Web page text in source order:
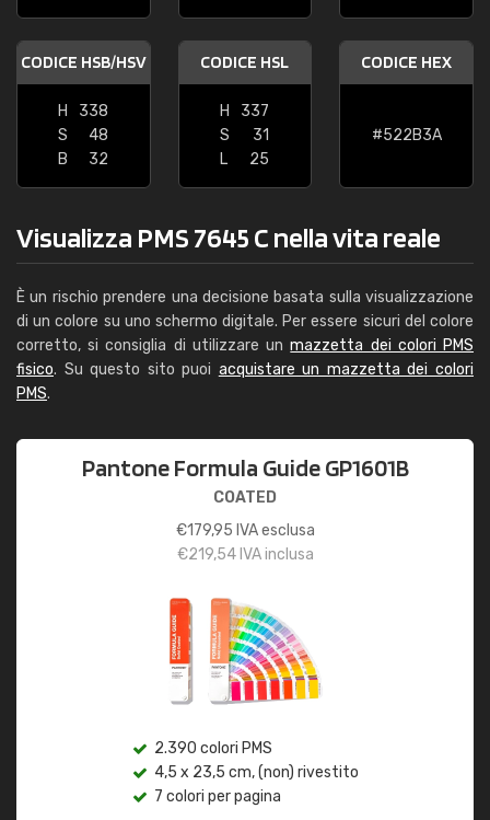
CODICE HSB/HSV
H
338
S
48
B
32
CODICE HSL
H
337
S
31
L
25
CODICE HEX
#522B3A
Visualizza PMS 7645 C nella vita reale
È un rischio prendere una decisione basata sulla visualizzazione
di un colore su uno schermo digitale. Per essere sicuri del colore
corretto, si consiglia di utilizzare unmazzetta dei colori PMS
fisico. Su questo sito puoi acquistare un mazzetta dei colori
PMS.
Pantone Formula Guide GP1601B
COATED
€179,95 IVA esclusa
€219,54IVA inclusa
2.390 colori PMS
4,5 x 23,5 cm, (non) rivestito
7 colori per pagina